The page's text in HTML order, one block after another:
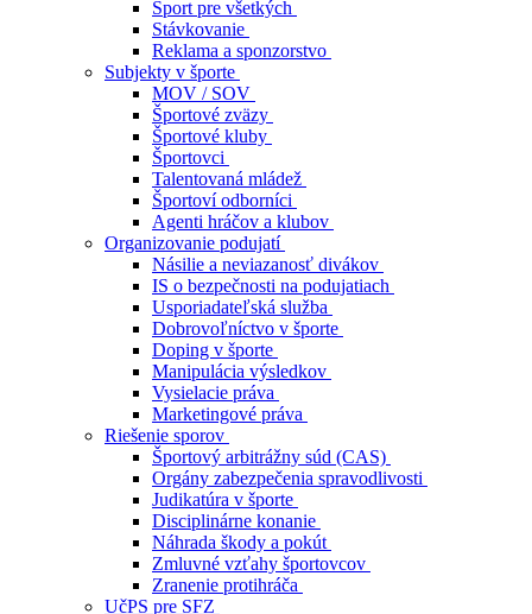
Šport pre všetkých
Stávkovanie
Reklama a sponzorstvo
Subjekty v športe
MOV / SOV
Športové zväzy
Športové kluby
Športovci
Talentovaná mládež
Športoví odborníci
Agenti hráčov a klubov
Organizovanie podujatí
Násilie a neviazanosť divákov
IS o bezpečnosti na podujatiach
Usporiadateľská služba
Dobrovoľníctvo v športe
Doping v športe
Manipulácia výsledkov
Vysielacie práva
Marketingové práva
Riešenie sporov
Športový arbitrážny súd (CAS)
Orgány zabezpečenia spravodlivosti
Judikatúra v športe
Disciplinárne konanie
Náhrada škody a pokút
Zmluvné vzťahy športovcov
Zranenie protihráča
UčPS pre SFZ